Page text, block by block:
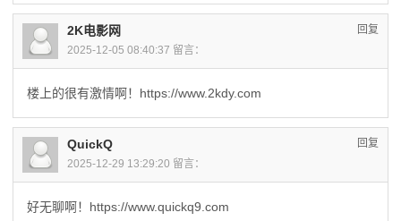
2K电影网
2025-12-05 08:40:37 留言：
回复
楼上的很有激情啊！https://www.2kdy.com
QuickQ
2025-12-29 13:29:20 留言：
回复
好无聊啊！https://www.quickq9.com